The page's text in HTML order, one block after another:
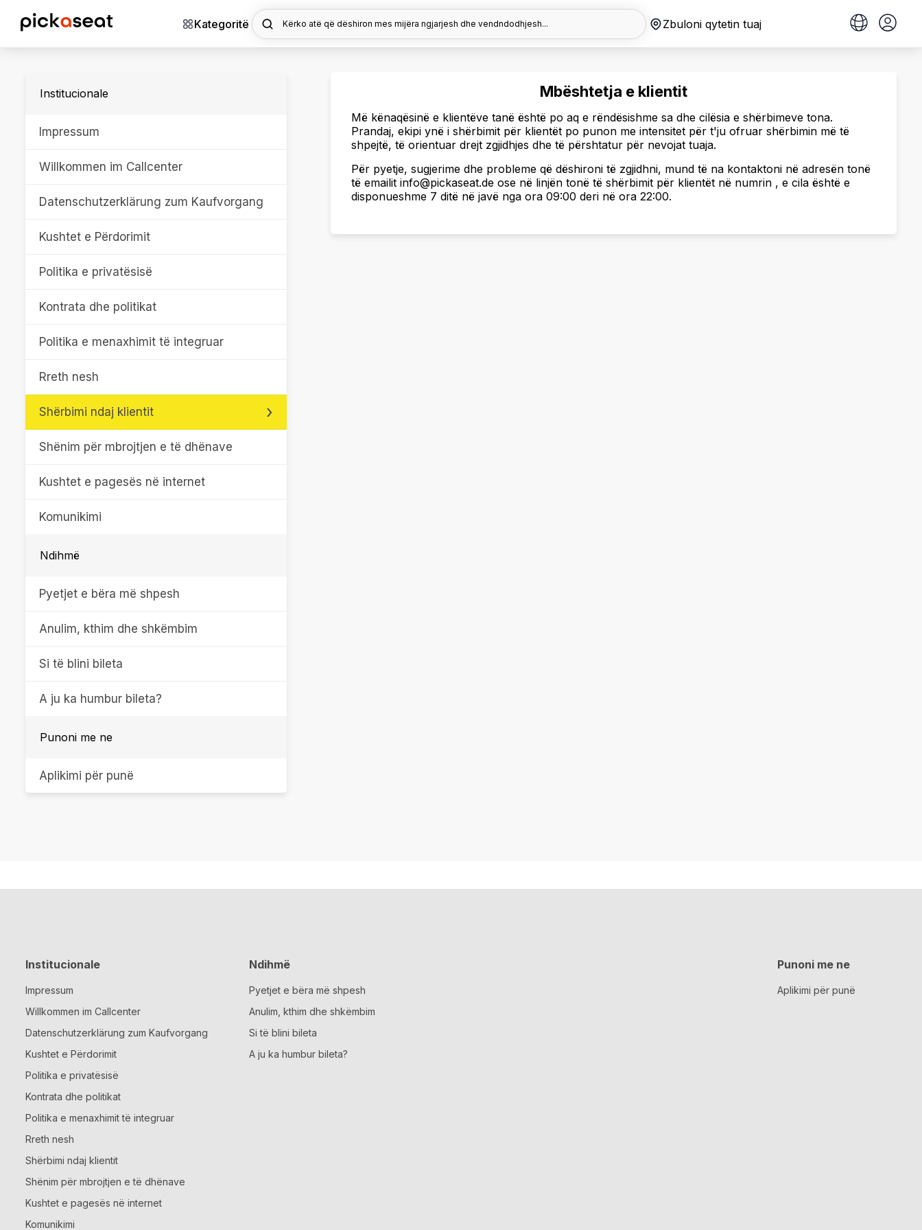
Kategoritë Kërko atë që dëshiron mes mijëra ngjarjesh dhe vendndodhjesh... Zbuloni qytetin tuaj
Institucionale
Impressum
Willkommen im Callcenter
Datenschutzerklärung zum Kaufvorgang
Kushtet e Përdorimit
Politika e privatësisë
Kontrata dhe politikat
Politika e menaxhimit të integruar
Rreth nesh
Shërbimi ndaj klientit
Shënim për mbrojtjen e të dhënave
Kushtet e pagesës në internet
Komunikimi
Ndihmë
Pyetjet e bëra më shpesh
Anulim, kthim dhe shkëmbim
Si të blini bileta
A ju ka humbur bileta?
Punoni me ne
Aplikimi për punë
Mbështetja e klientit
Më kënaqësinë e klientëve tanë është po aq e rëndësishme sa dhe cilësia e shërbimeve tona.
Prandaj, ekipi ynë i shërbimit për klientët po punon me intensitet për t'ju ofruar shërbimin më të
shpejtë, të orientuar drejt zgjidhjes dhe të përshtatur për nevojat tuaja.
Për pyetje, sugjerime dhe probleme që dëshironi të zgjidhni, mund të na kontaktoni në adresën tonë
të emailit info@pickaseat.de ose në linjën tonë të shërbimit për klientët në numrin , e cila është e
disponueshme 7 ditë në javë nga ora 09:00 deri në ora 22:00.
Institucionale
Impressum
Willkommen im Callcenter
Datenschutzerklärung zum Kaufvorgang
Kushtet e Përdorimit
Politika e privatësisë
Kontrata dhe politikat
Politika e menaxhimit të integruar
Rreth nesh
Shërbimi ndaj klientit
Shënim për mbrojtjen e të dhënave
Kushtet e pagesës në internet
Komunikimi
Ndihmë
Pyetjet e bëra më shpesh
Anulim, kthim dhe shkëmbim
Si të blini bileta
A ju ka humbur bileta?
Punoni me ne
Aplikimi për punë